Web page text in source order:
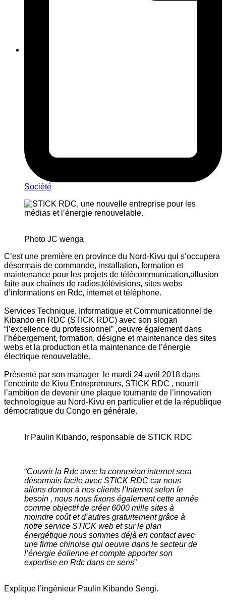
Société
Photo JC wenga
C’est une première en province du Nord-Kivu qui s’occupera
désormais de commande, installation, formation et
maintenance pour les projets de télécommunication,allusion
faite aux chaînes de radios,télévisions, sites webs
d’informations en Rdc, internet et téléphone.
Services Technique, Informatique et Communicationnel de
Kibando en RDC (STICK RDC) avec son slogan
“l’excellence du professionnel” ,oeuvre également dans
l’hébergement, formation, désigne et maintenance des sites
webs et la production et la maintenance de l’énergie
électrique renouvelable.
Présenté par son manager le mardi 24 avril 2018 dans
l’enceinte de Kivu Entrepreneurs, STICK RDC , nourrit
l’ambition de devenir une plaque tournante de l’innovation
technologique au Nord-Kivu en particulier et de la république
démocratique du Congo en générale.
Ir Paulin Kibando, responsable de STICK RDC
“Couvrir la Rdc avec la connexion internet sera
désormais facile avec STICK RDC car nous
allons donner à nos clients l’Internet selon le
besoin , nous nous fixons également cette année
comme objectif de créer 6000 mille sites à
moindre coût et d’autres gratuitement grâce à
notre service STICK web et sur le plan
énergétique nous sommes déjà en contact avec
une firme chinoise qui oeuvre dans le secteur de
l’énergie éolienne et compte apporter son
expertise en Rdc dans ce sens”
Explique l’ingénieur Paulin Kibando Sengi.